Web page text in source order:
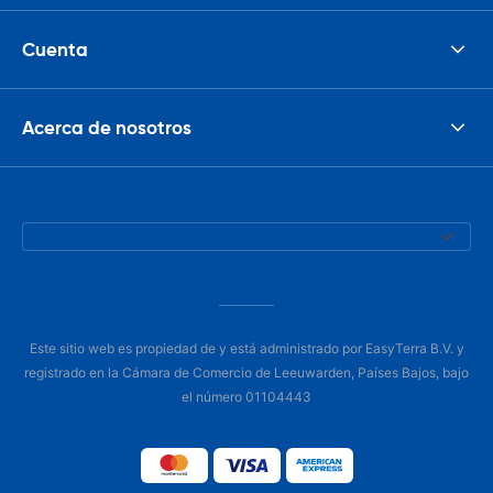
Cuenta
Acerca de nosotros
Este sitio web es propiedad de y está administrado por EasyTerra B.V. y
registrado en la Cámara de Comercio de Leeuwarden, Países Bajos, bajo
el número 01104443